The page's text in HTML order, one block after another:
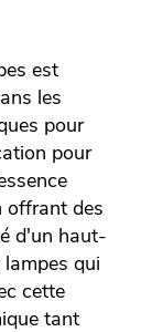
est
les
pour
pour
offrant des
d'un haut-
qui
cette
tant